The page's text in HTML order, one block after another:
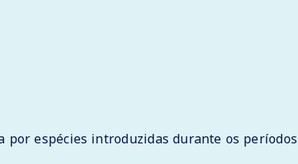
espécies introduzidas durante os períodos